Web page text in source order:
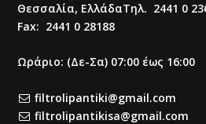
Θεσσαλία, ΕλλάδαΤηλ. 2441 0
Fax: 2441 0 28188
Ωράριο: (Δε-Σα) 07:00 έως 16:00
filtrolipantiki@gmail.com
filtrolipantikisa@gmail.com